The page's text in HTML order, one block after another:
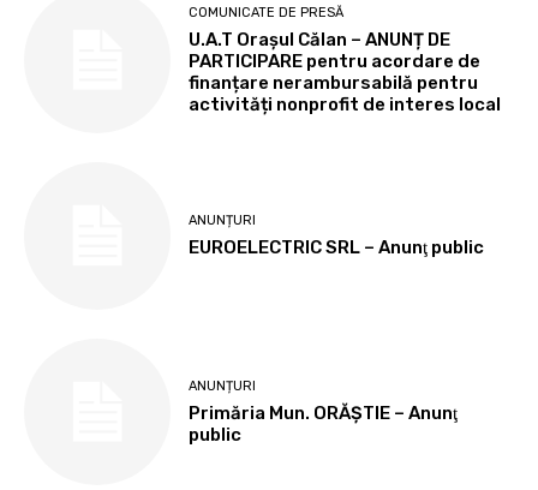
COMUNICATE DE PRESĂ
U.A.T Orașul Călan – ANUNȚ DE
PARTICIPARE pentru acordare de
finanțare nerambursabilă pentru
activități nonprofit de interes local
ANUNȚURI
EUROELECTRIC SRL – Anunţ public
ANUNȚURI
Primăria Mun. ORĂȘTIE – Anunţ
public